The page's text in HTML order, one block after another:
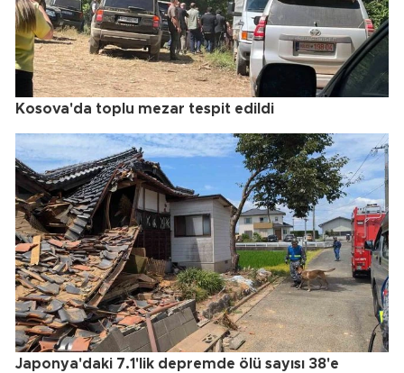
Kosova'da toplu mezar tespit edildi
Japonya'daki 7.1'lik depremde ölü sayısı 38'e